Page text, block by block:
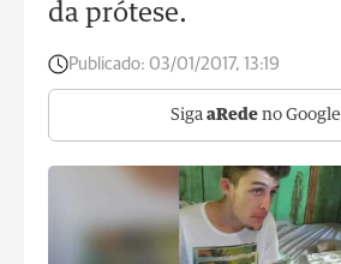
da prótese.
Publicado: 03/01/2017, 13:19
Siga aRede no Google